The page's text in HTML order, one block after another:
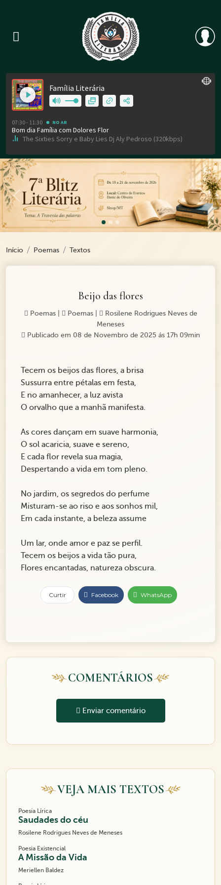
Previous
Início Poemas Textos
Beijo das flores
Poemas| Poemas|
Rosilene Rodrigues Neves de
Meneses
Publicado em 08 de Novembro de 2025 ás 17h 09min
Tecem os beijos das flores, a brisa
Sussurra entre pétalas em festa,
E no amanhecer, a luz avista
O orvalho que a manhã manifesta.
As cores dançam em suave harmonia,
O sol acaricia, suave e sereno,
E cada flor revela sua magia,
Despertando a vida em tom pleno.
No jardim, os segredos do perfume
Misturam-se ao riso e aos sonhos mil,
Em cada instante, a beleza assume
Um lar, onde amor e paz se perfil.
Tecem os beijos a vida tão pura,
Flores encantadas, natureza obscura.
Curtir Facebook WhatsApp
COMENTÁRIOS
Enviar comentário
VEJA MAIS TEXTOS
Poesia Lírica
Saudades do céu
Rosilene Rodrigues Neves de Meneses
Poesia Existencial
A Missão da Vida
Meriellen Baldez